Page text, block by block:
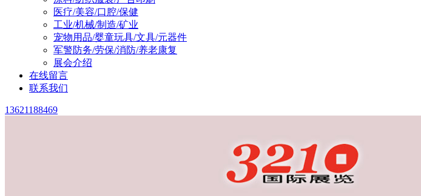
医疗/美容/口腔/保健
工业/机械/制造/矿业
宠物用品/婴童玩具/文具/元器件
军警防务/劳保/消防/养老康复
展会介绍
在线留言
联系我们
13621188469